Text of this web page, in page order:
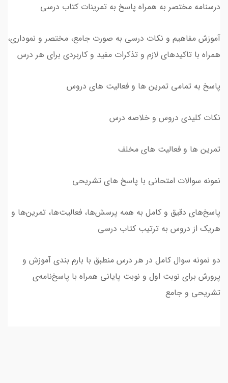
درسنامه مختصر به همراه پاسخ به تمرینات کتاب درسی
آموزش مفاهیم و نکات درسی به صورت جامع، مختصر و نموداری،
همراه با تاکیدهای لازم و تذکرات مفید و کاربردی برای هر درس
پاسخ به تمامی تمرین ها و فعالیت های دروس
نکات کلیدی دروس و خلاصه درس
تمرین ها و فعالیت های مخلف
نمونه سوالات امتحانی با پاسخ های تشریحی
پاسخ‌های دقیق و کامل به همه پرسش‌ها، فعالیت‌ها، تمرین‌ها و
هریک از دروس به ترتیب کتاب درسی
دو نمونه سوال کامل در هر درس منطبق با بارم بندی آموزش و
پرورش برای نوبت اول و نوبت پایانی همراه با پاسخ‌نامه‌ی
تشریحی و جامع